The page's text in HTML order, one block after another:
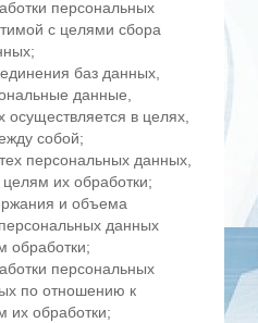
персональных
с целями сбора
баз данных,
данные,
осуществляется в целях,
собой;
персональных данных,
их обработки;
и объема
данных
обработки;
персональных
по отношению к
их обработки;